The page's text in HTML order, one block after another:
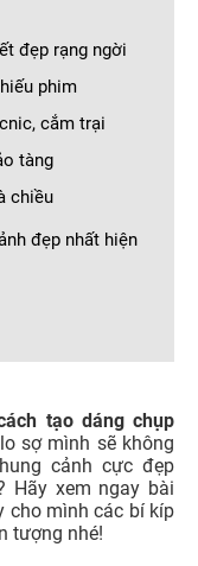
đẹp rạng ngời
phim
cắm trại
tàng
chiều
đẹp nhất hiện
tạo dáng chụp
sợ mình sẽ không
cảnh cực đẹp
Hãy xem ngay bài
cho mình các bí kíp
tượng nhé!